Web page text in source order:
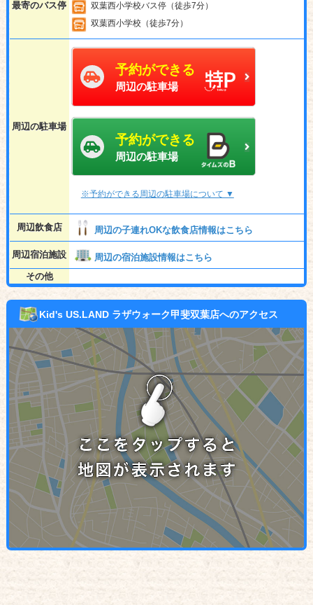
最寄のバス停
双葉西小学校バス停（徒歩7分）
双葉西小学校（徒歩7分）
周辺の駐車場
予約ができる
周辺の駐車場
予約ができる
周辺の駐車場
※予約ができる周辺の駐車場について ▼
周辺飲食店 周辺の子連れOKな飲食店情報はこちら
周辺宿泊施設
周辺の宿泊施設情報はこちら
その他
Kid's US.LAND ラザウォーク甲斐双葉店へのアクセス